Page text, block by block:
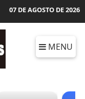
07 DE AGOSTO DE 2026
MENU